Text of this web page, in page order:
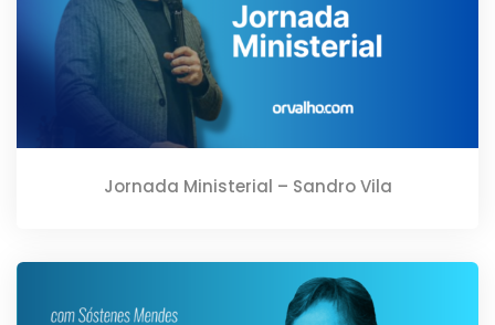
Jornada Ministerial – Sandro Vila